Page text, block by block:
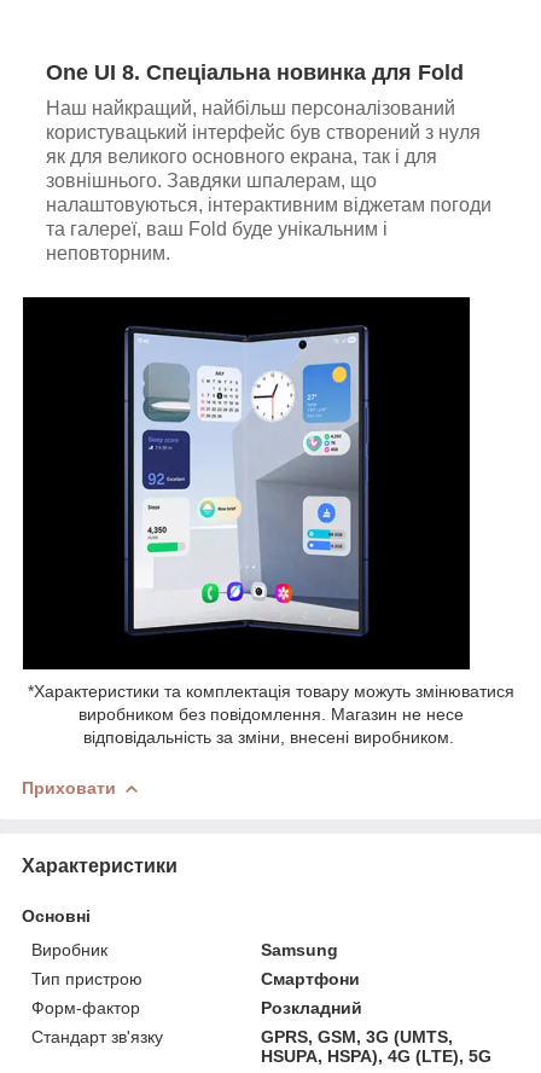
One UI 8. Cпеціальна новинка для Fold
Наш найкращий, найбільш персоналізований
користувацький інтерфейс був створений з нуля
як для великого основного екрана, так і для
зовнішнього. Завдяки шпалерам, що
налаштовуються, інтерактивним віджетам погоди
та галереї, ваш Fold буде унікальним і
неповторним.
*Характеристики та комплектація товару можуть змінюватися
виробником без повідомлення. Магазин не несе
відповідальність за зміни, внесені виробником.
Приховати
Характеристики
Основні
Виробник
Samsung
Тип пристрою
Смартфони
Форм-фактор
Розкладний
Стандарт зв'язку
GPRS, GSM, 3G (UMTS,
HSUPA, HSPA), 4G (LTE), 5G